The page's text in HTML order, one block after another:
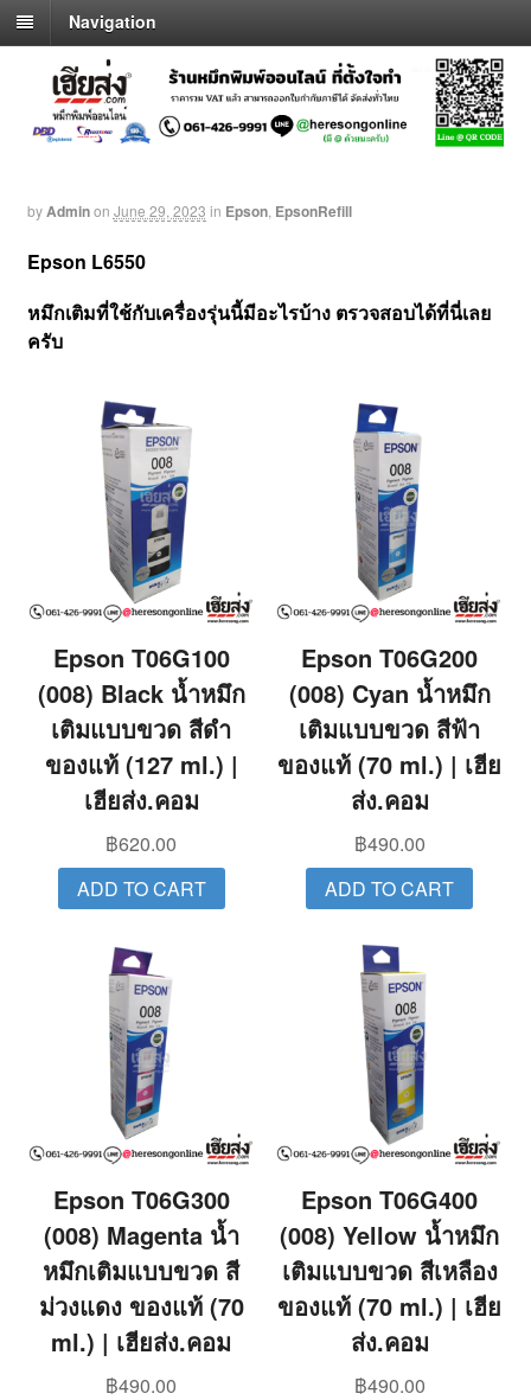
Navigation
byAdminon June 29, 2023 in Epson, EpsonRefill
Epson L6550
หมึกเติมที่ใช้กับเครื่องรุ่นนี้มีอะไรบ้าง ตรวจสอบได้ที่นี่เลย
ครับ
Epson T06G100
(008) Black น้ำหมึก
เติมแบบขวด สีดำ
ของแท้ (127 ml.) |
เฮียส่ง.คอม
฿620.00
ADD TO CART
Epson T06G200
(008) Cyan น้ำหมึก
เติมแบบขวด สีฟ้า
ของแท้ (70 ml.) | เฮีย
ส่ง.คอม
฿490.00
ADD TO CART
Epson T06G300
(008) Magenta น้ำ
หมึกเติมแบบขวด สี
ม่วงแดง ของแท้ (70
ml.) | เฮียส่ง.คอม
฿490.00
Epson T06G400
(008) Yellow น้ำหมึก
เติมแบบขวด สีเหลือง
ของแท้ (70 ml.) | เฮีย
ส่ง.คอม
฿490.00